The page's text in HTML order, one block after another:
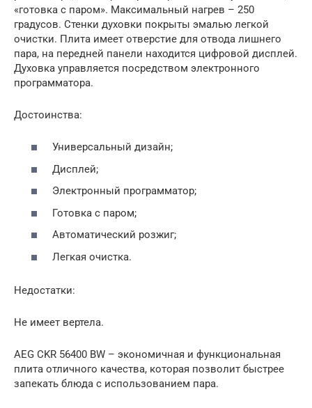
«готовка с паром». Максимальный нагрев – 250
градусов. Стенки духовки покрыты эмалью легкой
очистки. Плита имеет отверстие для отвода лишнего
пара, на передней панели находится цифровой дисплей.
Духовка управляется посредством электронного
программатора.
Достоинства:
Универсальный дизайн;
Дисплей;
Электронный программатор;
Готовка с паром;
Автоматический розжиг;
Легкая очистка.
Недостатки:
Не имеет вертела.
AEG CKR 56400 BW – экономичная и функциональная
плита отличного качества, которая позволит быстрее
запекать блюда с использованием пара.